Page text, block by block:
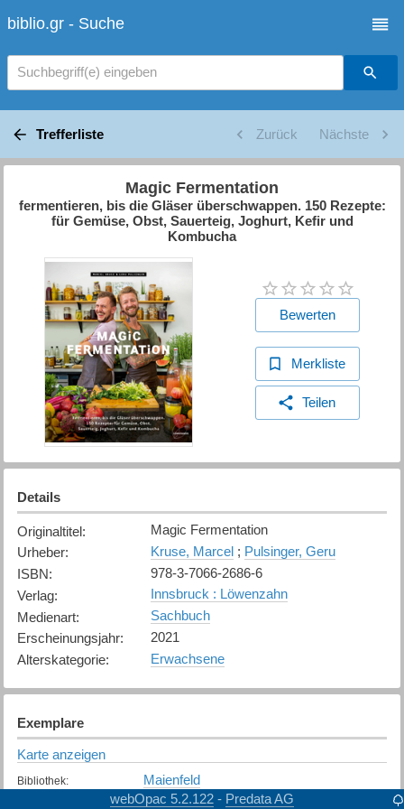
biblio.gr - Suche
Suchbegriff(e) eingeben
Trefferliste Zurück Nächste
Magic Fermentation
fermentieren, bis die Gläser überschwappen. 150 Rezepte:
für Gemüse, Obst, Sauerteig, Joghurt, Kefir und
Kombucha
Bewerten
Merkliste
Teilen
Details
Originaltitel:
Magic Fermentation
Urheber: Kruse, Marcel; Pulsinger, Geru
ISBN:
978-3-7066-2686-6
Verlag:
Innsbruck : Löwenzahn
Medienart:
Sachbuch
Erscheinungsjahr:
2021
Alterskategorie: Erwachsene
Exemplare
Karte anzeigen
Bibliothek: Maienfeld
Nicht verfügbar
webOpac 5.2.122 - Predata AG